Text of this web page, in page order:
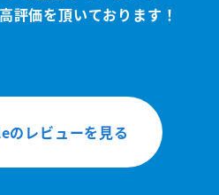
評価を頂いております！
のレビューを見る